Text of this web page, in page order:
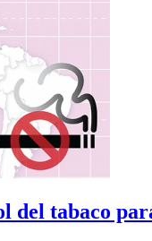
del tabaco